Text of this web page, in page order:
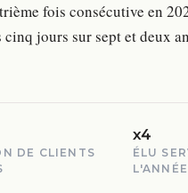
fois consécutive en
jours sur sept et deux
DE CLIENTS
x4
ÉLU
L'ANNÉE